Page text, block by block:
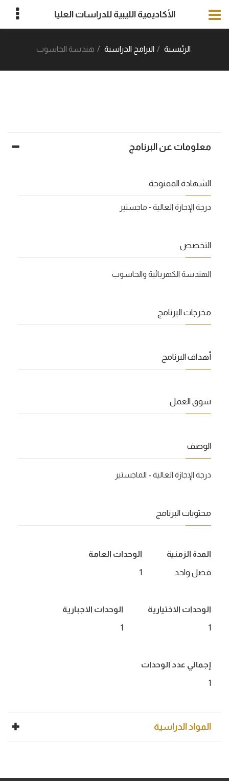
الأكاديمية الليبية للدراسات العليا
الرئيسية البرامج الدراسية هندسة الحاسوب
معلومات عن البرنامج
الشهادة الممنوحة
درجة الإجازة العالية ‐ ماجستير
التخصص
الهندسة الكهربائية والحاسوب
مخرجات البرنامج
أهداف البرنامج
سوق العمل
الوصف
درجة الإجازة العالية - الماجستير
محتويات البرنامج
المدة الزمنية
فصل واحد
الوحدات العامة
1
الوحدات الاختيارية
1
الوحدات الاجبارية
1
إجمالي عدد الوحدات
1
المواد الدراسية